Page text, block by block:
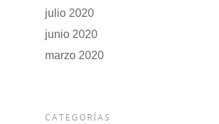
julio 2020
junio 2020
marzo 2020
CATEGORÍAS